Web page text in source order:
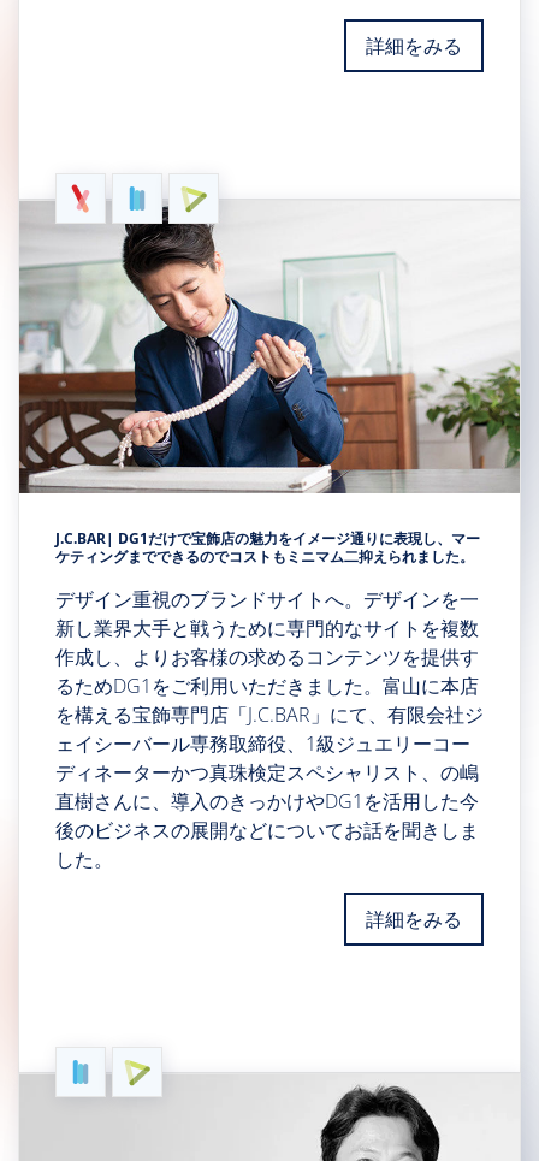
詳細をみる
J.C.BAR| DG1だけで宝飾店の魅力をイメージ通りに表現し、マー
ケティングまでできるのでコストもミニマム二抑えられました。
デザイン重視のブランドサイトへ。デザインを一
新し業界大手と戦うために専門的なサイトを複数
作成し、よりお客様の求めるコンテンツを提供す
るためDG1をご利用いただきました。富山に本店
を構える宝飾専門店「J.C.BAR」にて、有限会社ジ
ェイシーバール専務取締役、1級ジュエリーコー
ディネーターかつ真珠検定スペシャリスト、の嶋
直樹さんに、導入のきっかけやDG1を活用した今
後のビジネスの展開などについてお話を聞きしま
した。
詳細をみる